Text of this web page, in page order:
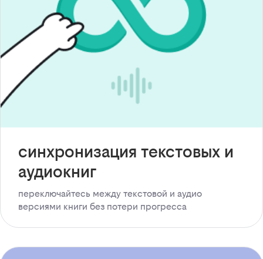
синхронизация текстовых и
аудиокниг
переключайтесь между текстовой и аудио
версиями книги без потери прогресса